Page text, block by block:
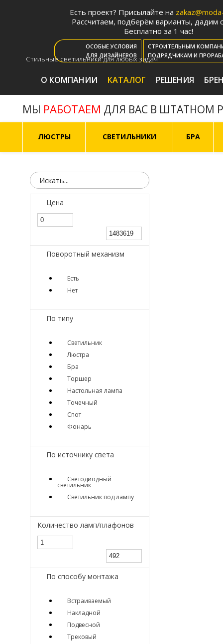
Есть проект? Присылайте на
Рассчитаем, подберём варианты, дадим
Бесплатно за 1 час!
ОСОБЫЕ УСЛОВИЯ
ДЛЯ ДИЗАЙНЕРОВ
СТРОИТЕЛЬНЫМ
ПОДРЯДЧИКАМ И
Стильные светильники для любых задач
О КОМПАНИИ КАТАЛОГ РЕШЕНИЯ
МЫ РАБОТАЕМ ДЛЯ ВАС В ШТАТНОМ
ЛЮСТРЫ СВЕТИЛЬНИКИ БРА
Цена
Поворотный механизм
Есть
Нет
По типу
Светильник
Люстра
Бра
Торшер
Настольная лампа
Точечный
Спот
Фонарь
По источнику света
Светодиодный
светильник
Светильник под лампу
Количество ламп/плафонов
По способу монтажа
Встраиваемый
Накладной
Подвесной
Трековый